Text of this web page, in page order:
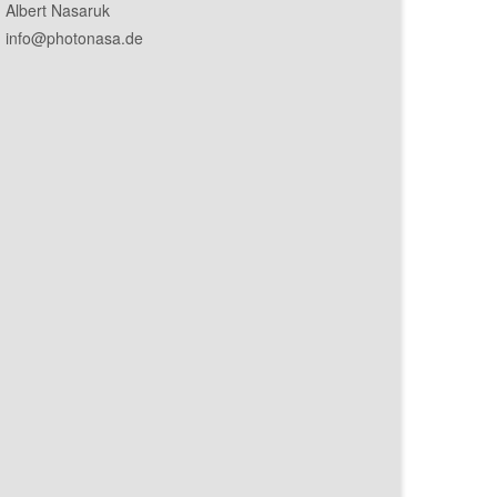
Albert Nasaruk
info@photonasa.de